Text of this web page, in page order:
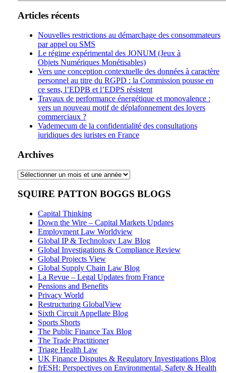
Articles récents
Nouvelles restrictions au démarchage des consommateurs
par appel ou SMS
Le régime expérimental des JONUM (Jeux à
Objets Numériques Monétisables)
Vers une conception contextuelle des données à caractère
personnel au titre du RGPD : la Commission pousse en
ce sens, l’EDPB et l’EDPS résistent
Travaux de performance énergétique et monovalence :
vers un nouveau motif de déplafonnement des loyers
commerciaux ?
Vademecum de la confidentialité des consultations
juridiques des juristes en France
Archives
Archives
SQUIRE PATTON BOGGS BLOGS
Capital Thinking
Down the Wire – Capital Markets Updates
Employment Law Worldview
Global IP & Technology Law Blog
Global Investigations & Compliance Review
Global Projects View
Global Supply Chain Law Blog
La Revue – Legal Updates from France
Pensions and Benefits
Privacy World
Restructuring GlobalView
Sixth Circuit Appellate Blog
Sports Shorts
The Public Finance Tax Blog
The Trade Practitioner
Triage Health Law
UK Finance Disputes & Regulatory Investigations Blog
frESH: Perspectives on Environmental, Safety & Health